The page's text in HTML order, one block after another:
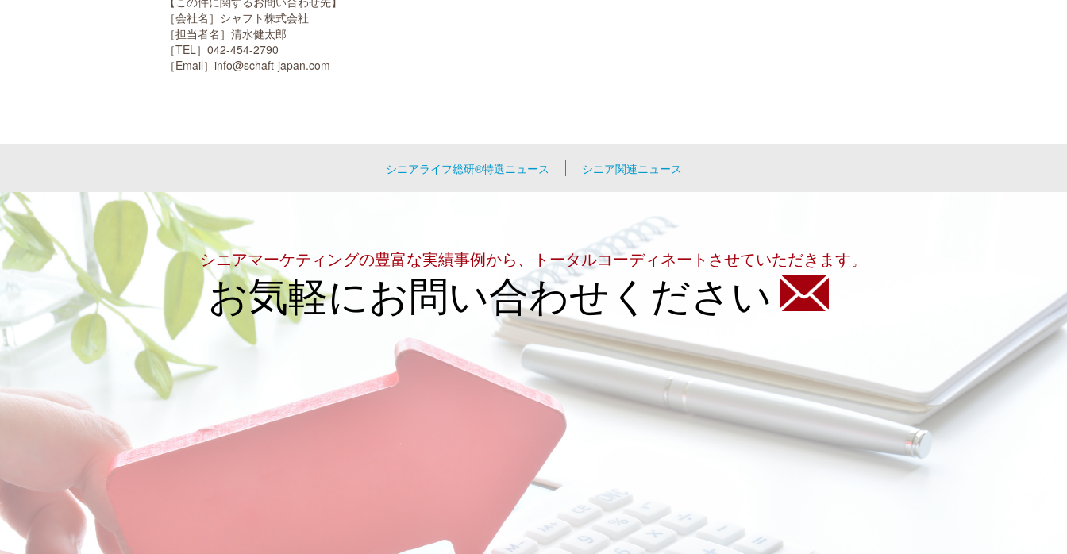
［会社名］シャフト株式会社
［担当者名］清水健太郎
［TEL］042-454-2790
［Email］info@schaft-japan.com
シニアライフ総研®特選ニュース シニア関連ニュース
シニアマーケティングの豊富な実績事例から、トータルコーディネートさせていただきます。
お気軽にお問い合わせください